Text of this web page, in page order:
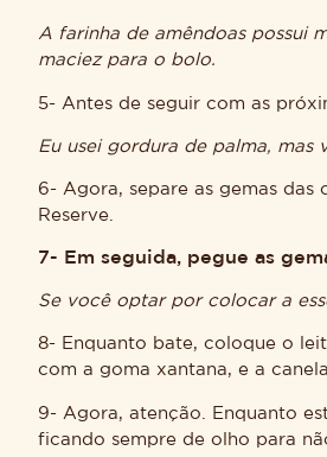
A farinha de amêndoas possui
maciez para o bolo.
5- Antes de seguir com as
Eu usei gordura de palma, mas
6- Agora, separe as gemas das
Reserve.
7- Em seguida, pegue as
Se você optar por colocar a
8- Enquanto bate, coloque o
com a goma xantana, e a canela.
9- Agora, atenção. Enquanto
ficando sempre de olho para